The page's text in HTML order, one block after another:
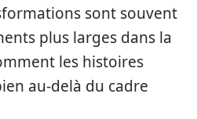
sont souvent
plus larges dans la
les histoires
au-delà du cadre